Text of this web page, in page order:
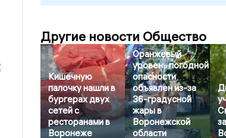
Другие новости Общество
Кишечную
палочку нашли в
бургерах двух
сетей с
ресторанами в
Воронеже
Оранжевый
уровень погодной
опасности
объявлен из-за
36-градусной
жары в
Воронежской
области